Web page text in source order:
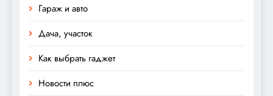
Гараж и авто
Дача, участок
Как выбрать гаджет
Новости плюс